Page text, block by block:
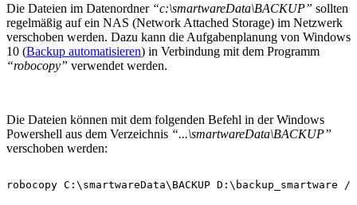
Die Dateien im Datenordner “c:\smartwareData\BACKUP” sollten
regelmäßig auf ein NAS (Network Attached Storage) im Netzwerk
verschoben werden. Dazu kann die Aufgabenplanung von Windows
10 (Backup automatisieren) in Verbindung mit dem Programm
“robocopy” verwendet werden.
Die Dateien können mit dem folgenden Befehl in der Windows
Powershell aus dem Verzeichnis “...\smartwareData\BACKUP”
verschoben werden:
robocopy C:\smartwareData\BACKUP D:\backup_smartware /